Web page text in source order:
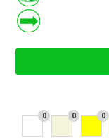
0 0 0